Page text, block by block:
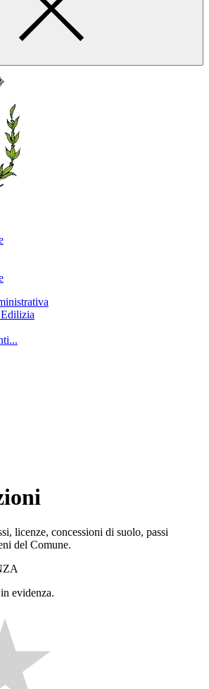
licenze, concessioni di suolo, passi
del Comune.
evidenza.